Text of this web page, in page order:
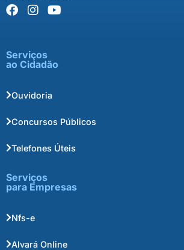
Serviços
ao Cidadão
Ouvidoria
Concursos Públicos
Telefones Úteis
Serviços
para Empresas
Nfs-e
Alvará Online